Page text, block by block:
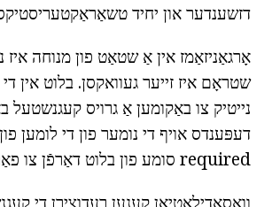
דזשענדער און יחיד
שטראָם איז זייער געוואקסן. בלוט אין
נייטיק צו באַקומען אַ גרויס קעגנשטעל
דעפּענדס אויף די נומער פון די לומען
required סומע פון בלוט דאַרפֿן צו פאַרגרעסערן בלוט שטראָם, וואָס לידז צו געוואקסן דרוק.
וואַסאָדילאַטיאָן קענען רעדוצירן די